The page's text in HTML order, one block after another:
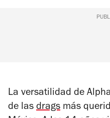
La versatilidad de
de las drags más